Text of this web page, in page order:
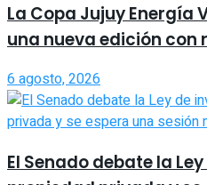
La Copa Jujuy Energía
una nueva edición con
6 agosto, 2026
El Senado debate la